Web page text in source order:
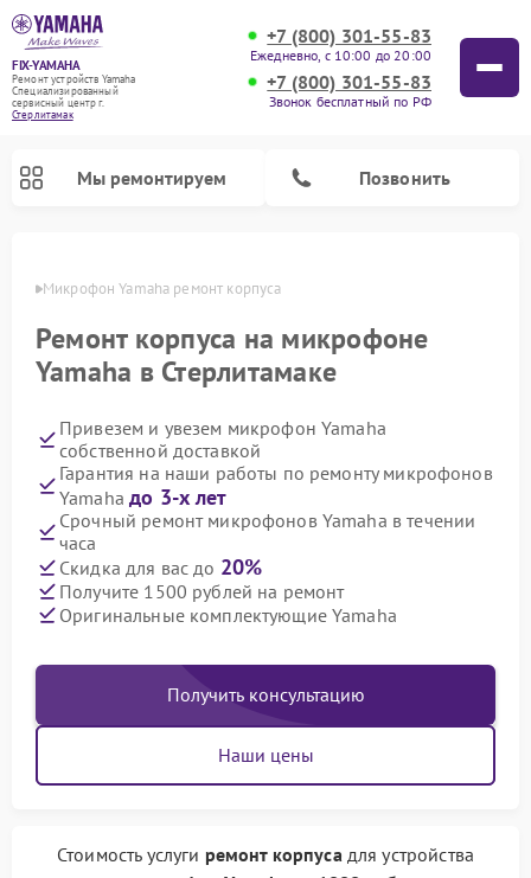
FIX-YAMAHA
Ремонт устройств Yamaha
Специализированный
cервисный центр г.
Стерлитамак
+7 (800) 301-55-83
Ежедневно, с 10:00 до 20:00
+7 (800) 301-55-83
Звонок бесплатный по РФ
Мы ремонтируем Позвонить
Микрофон Yamaha ремонт корпуса
Ремонт корпуса на микрофоне
Yamaha в Стерлитамаке
Привезем и увезем микрофон Yamaha
собственной доставкой
Гарантия на наши работы по ремонту микрофонов
Yamahaдо 3-х лет
Срочный ремонт микрофонов Yamaha в течении
часа
Скидка для вас до 20%
Получите 1500 рублей на ремонт
Оригинальные комплектующие Yamaha
Получить консультацию
Наши цены
Стоимость услуги ремонт корпусадля устройства